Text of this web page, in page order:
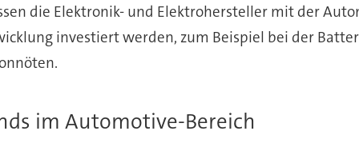
die Elektronik- und Elektrohersteller mit der
investiert werden, zum Beispiel bei der
im Automotive-Bereich